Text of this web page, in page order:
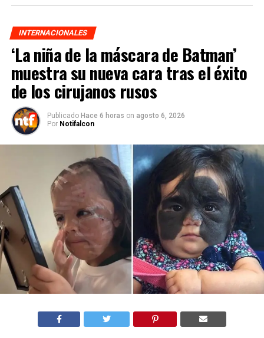
INTERNACIONALES
‘La niña de la máscara de Batman’
muestra su nueva cara tras el éxito
de los cirujanos rusos
Publicado Hace 6 horas on agosto 6, 2026
Por Notifalcon